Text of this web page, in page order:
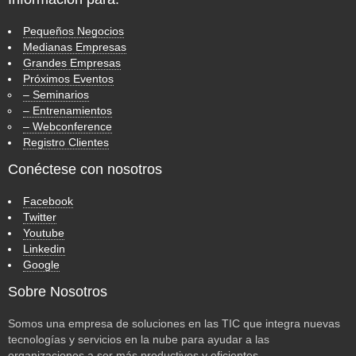
Pequeños Negocios
Medianas Empresas
Grandes Empresas
Próximos Eventos
– Seminarios
– Entrenamientos
– Webconference
Registro Clientes
Conéctese con nosotros
Facebook
Twitter
Youtube
Linkedin
Google
Sobre Nosotros
Somos una empresa de soluciones en las TIC que integra nuevas
tecnologías y servicios en la nube para ayudar a las